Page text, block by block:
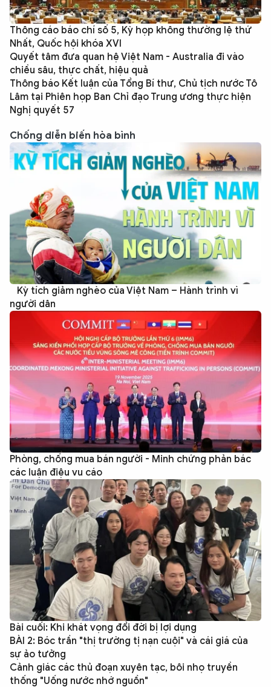
Thông cáo báo chí số 5, Kỳ họp không thường lệ thứ
Nhất, Quốc hội khóa XVI
Quyết tâm đưa quan hệ Việt Nam - Australia đi vào
chiều sâu, thực chất, hiệu quả
Thông báo Kết luận của Tổng Bí thư, Chủ tịch nước Tô
Lâm tại Phiên họp Ban Chỉ đạo Trung ương thực hiện
Nghị quyết 57
Chống diễn biến hòa bình
Kỳ tích giảm nghèo của Việt Nam – Hành trình vì
người dân
Phòng, chống mua bán người - Minh chứng phản bác
các luận điệu vu cáo
Bài cuối: Khi khát vọng đổi đời bị lợi dụng
BÀI 2: Bóc trần "thị trường tị nạn cuội" và cái giá của
sự ảo tưởng
Cảnh giác các thủ đoạn xuyên tạc, bôi nhọ truyền
thống "Uống nước nhớ nguồn"